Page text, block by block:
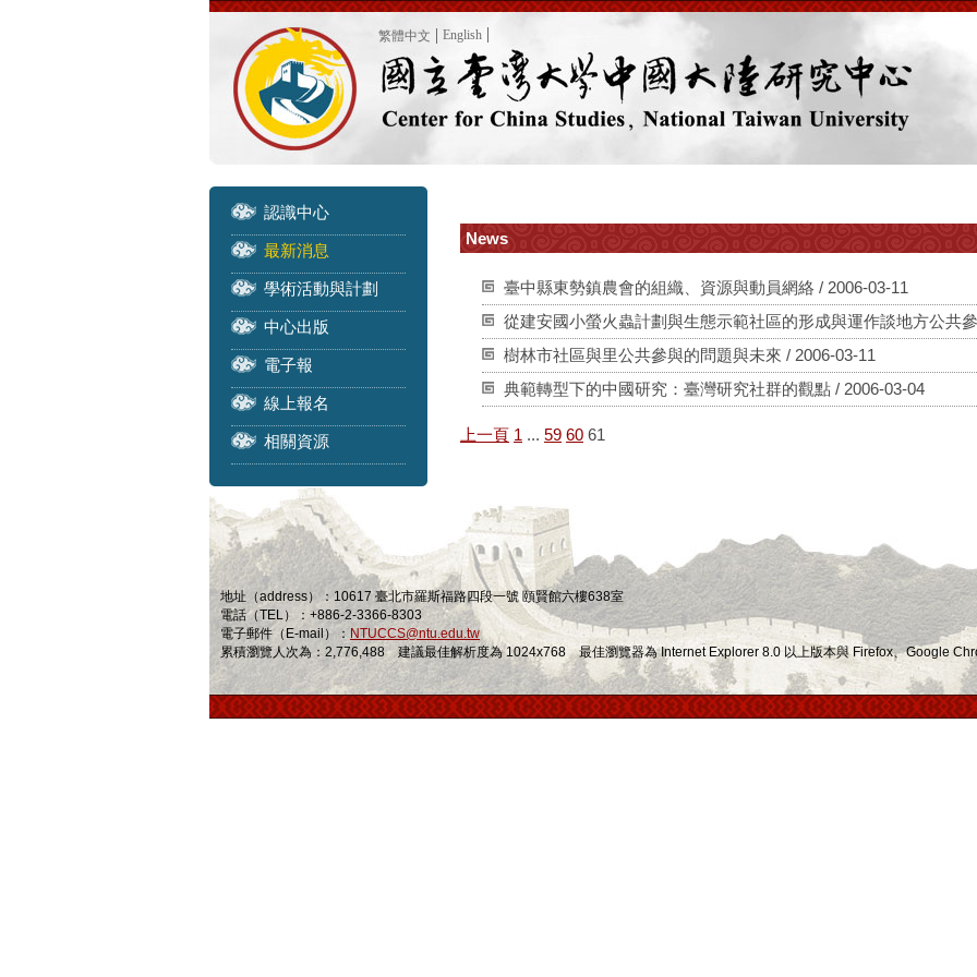
繁體中文 English
認識中心
最新消息
學術活動與計劃
中心出版
電子報
線上報名
相關資源
News
臺中縣東勢鎮農會的組織、資源與動員網絡 / 2006-03-11
從建安國小螢火蟲計劃與生態示範社區的形成與運作談地方公共
樹林市社區與里公共參與的問題與未來 / 2006-03-11
典範轉型下的中國研究：臺灣研究社群的觀點 / 2006-03-04
上一頁 1 ... 59 60 61
地址（address）：10617 臺北市羅斯福路四段一號 頤賢館六樓638室
電話（TEL）：+886-2-3366-8303
電子郵件（E-mail）： NTUCCS@ntu.edu.tw
累積瀏覽人次為：2,776,488 建議最佳解析度為 1024x768 最佳瀏覽器為 Internet Explorer 8.0 以上版本與 Firefox、Google